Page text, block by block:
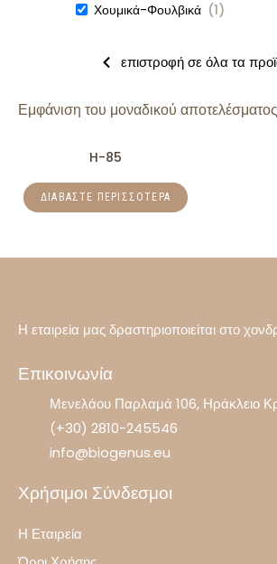
Χουμικά-Φουλβικά (1)
επιστροφή σε όλα τα
Εμφάνιση του μοναδικού αποτελέσματος
H-85
ΔΙΑΒΆΣΤΕ ΠΕΡΙΣΣΌΤΕΡΑ
Η εταιρεία μας δραστηριοποιείται στο
Επικοινωνία
Μενελάου Παρλαμά 106, Ηράκλειο
(+30) 2810-245546
info@biogenus.eu
Χρήσιμοι Σύνδεσμοι
Η Εταιρεία